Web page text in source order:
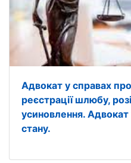
Адвокат у справах
реєстрації шлюбу,
усиновлення. Адвокат
стану.